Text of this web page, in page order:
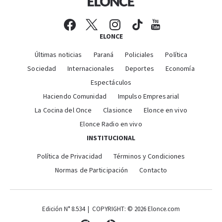
ELONCE
Últimas noticias Paraná Policiales
Política
Sociedad
Internacionales Deportes
Economía
Espectáculos
Haciendo Comunidad
Impulso Empresarial
La Cocina del Once
Clasionce
Elonce en vivo
Elonce Radio en vivo
INSTITUCIONAL
Política de Privacidad
Términos y Condiciones
Normas de Participación
Contacto
Edición N° 8.534 | COPYRIGHT: © 2026 Elonce.com